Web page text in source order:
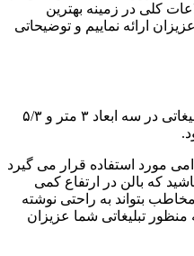
کلی در زمینه بهترین
ارائه نماییم و توضیحاتی
در نظر داشته باشید که بالن های تبلیغاتی در سه ابعاد ۳ متر و ۵/۳
که قطر ۳ متر مادامی مورد استفاده قرار می گیرد
که بالن در ارتفاع کمی
بتواند به راحتی نوشته
تبلیغاتی شما عزیزان